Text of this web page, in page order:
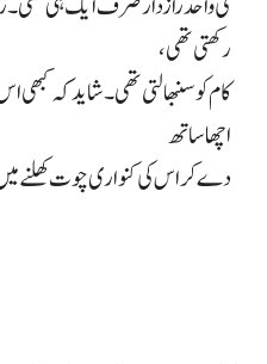
رکھتی تھی،
کام کو سنبھالتی تھی۔ شاید کہ کبھی
اچھا ساتھ
دے کر اس کی کنواری چوت کھلنے